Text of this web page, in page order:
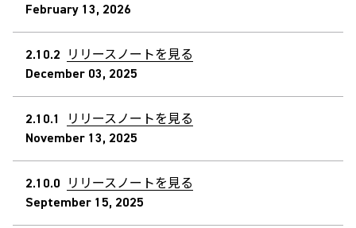
February 13, 2026
2.10.2 リリースノートを見る
December 03, 2025
2.10.1
リリースノートを見る
November 13, 2025
2.10.0 リリースノートを見る
September 15, 2025